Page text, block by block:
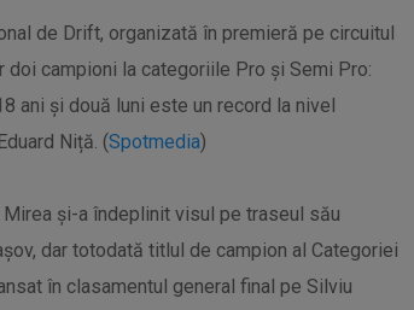
de Drift, organizată în premieră pe circuitul
doi campioni la categoriile Pro și Semi Pro:
ani și două luni este un record la nivel
Niță. (Spotmedia)
și-a îndeplinit visul pe traseul său
dar totodată titlul de campion al Categoriei
în clasamentul general final pe Silviu